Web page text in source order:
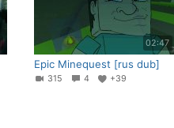
02:47
Epic Minequest [rus dub]
315 4 +39